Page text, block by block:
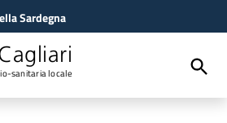
Sardegna
sanitaria locale